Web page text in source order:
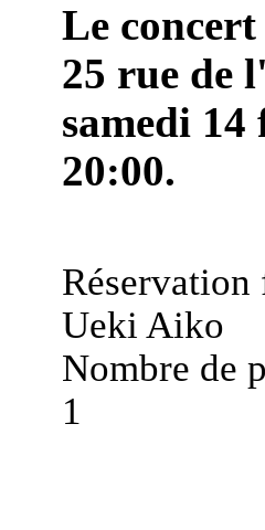
Le
25 rue de
samedi 14
20:00.
Réservation
Ueki Aiko
Nombre de
1